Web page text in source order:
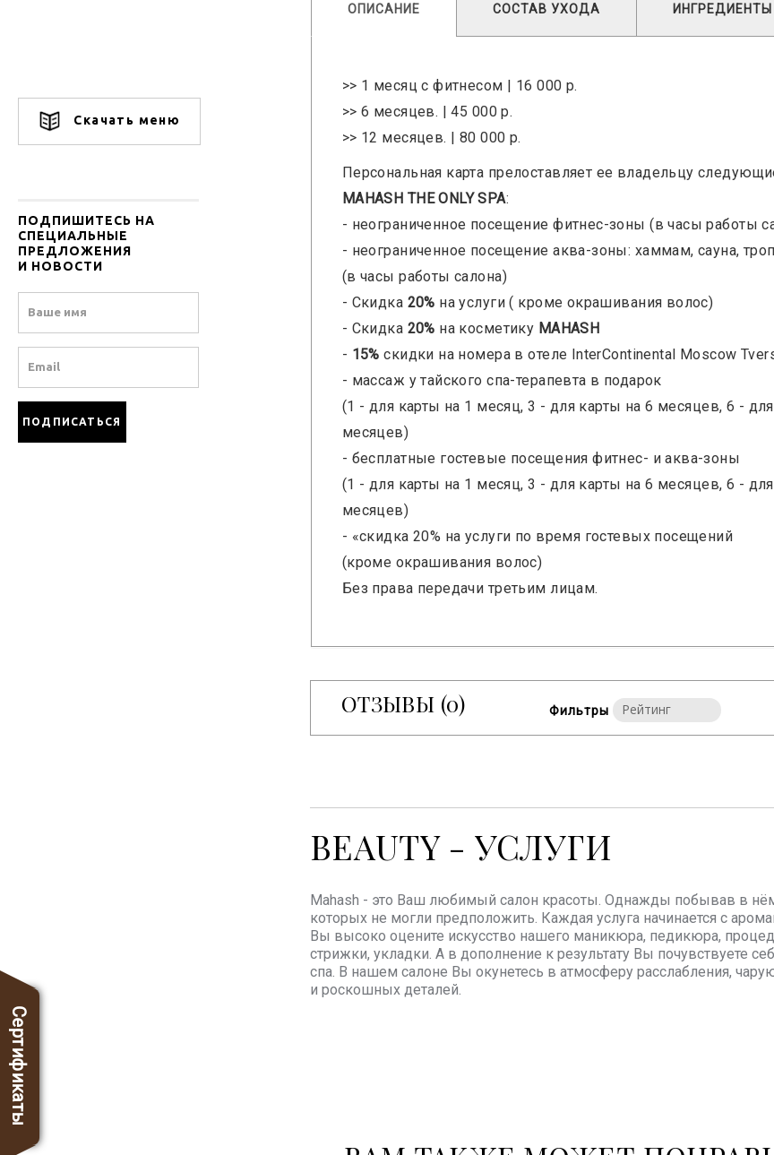
Скачать меню
ПОДПИШИТЕСЬ НА
СПЕЦИАЛЬНЫЕ
ПРЕДЛОЖЕНИЯ
И НОВОСТИ
ОПИСАНИЕ СОСТАВ УХОДА ИНГРЕДИЕНТЫ
>> 1 месяц с фитнесом | 16 000 р.
>> 6 месяцев. | 45 000 р.
>> 12 месяцев. | 80 000 р.
Персональная карта прелоставляет ее владельцу
MAHASH THE ONLY SPA:
- неограниченное посещение фитнес-зоны (в часы работы
- неограниченное посещение аква-зоны: хаммам, сауна,
(в часы работы салона)
- Скидка 20% на услуги ( кроме окрашивания волос)
- Скидка 20% на косметику MAHASH
- 15% скидки на номера в отеле InterContinental Moscow
- массаж у тайского спа-терапевта в подарок
(1 - для карты на 1 месяц, 3 - для карты на 6 месяцев, 6 -
месяцев)
- бесплатные гостевые посещения фитнес- и аква-зоны
(1 - для карты на 1 месяц, 3 - для карты на 6 месяцев, 6 -
месяцев)
- «скидка 20% на услуги по время гостевых посещений
(кроме окрашивания волос)
Без права передачи третьим лицам.
ОТЗЫВЫ (0) Фильтры
BEAUTY - УСЛУГИ
Mahash - это Ваш любимый салон красоты. Однажды побывав в
которых не могли предположить. Каждая услуга начинается с
Вы высоко оцените искусство нашего маникюра, педикюра,
стрижки, укладки. А в дополнение к результату Вы почувствуете
спа. В нашем салоне Вы окунетесь в атмосферу расслабления,
и роскошных деталей.
Сертификаты